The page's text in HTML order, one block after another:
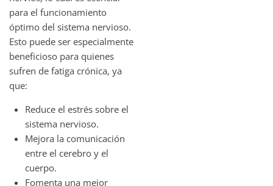
para el funcionamiento
óptimo del sistema nervioso.
Esto puede ser especialmente
beneficioso para quienes
sufren de fatiga crónica, ya
que:
Reduce el estrés sobre el
sistema nervioso.
Mejora la comunicación
entre el cerebro y el
cuerpo.
Fomenta una mejor